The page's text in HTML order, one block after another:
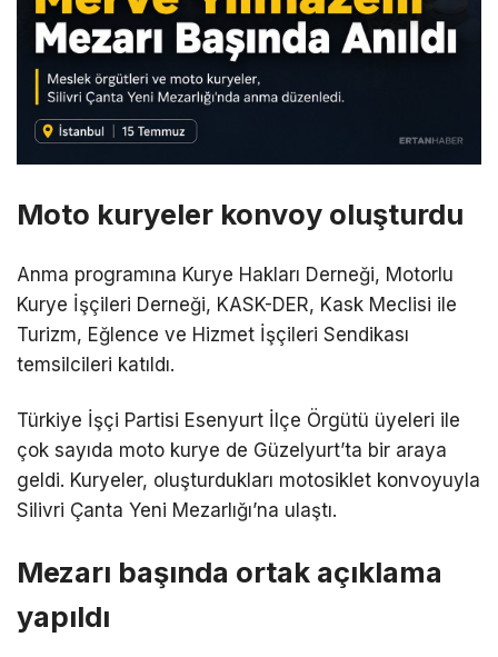
Moto kuryeler konvoy oluşturdu
Anma programına Kurye Hakları Derneği, Motorlu
Kurye İşçileri Derneği, KASK-DER, Kask Meclisi ile
Turizm, Eğlence ve Hizmet İşçileri Sendikası
temsilcileri katıldı.
Türkiye İşçi Partisi Esenyurt İlçe Örgütü üyeleri ile
çok sayıda moto kurye de Güzelyurt’ta bir araya
geldi. Kuryeler, oluşturdukları motosiklet konvoyuyla
Silivri Çanta Yeni Mezarlığı’na ulaştı.
Mezarı başında ortak açıklama
yapıldı